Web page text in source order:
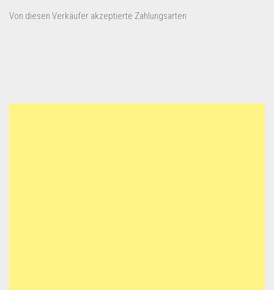
Von diesen Verkäufer akzeptierte Zahlungsarten